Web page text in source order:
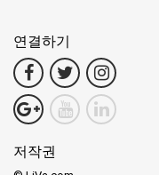
연결하기
저작권